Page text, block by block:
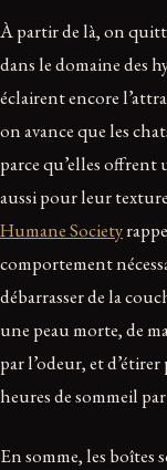
À partir de là, on
dans le domaine des
éclairent encore
on avance que les
parce qu’elles
aussi pour leur
Humane Society
comportement
débarrasser de la
une peau morte, de
par l’odeur, et
heures de sommeil
En somme, les boîtes